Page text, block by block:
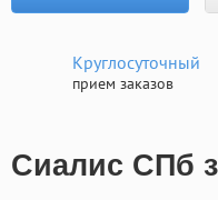
Круглосуточный
прием заказов
Сиалис СПб